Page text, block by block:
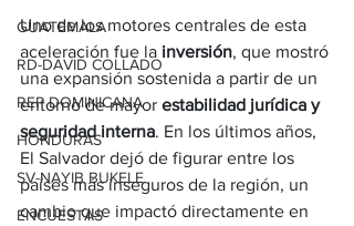
GUATEMALA
RD-DAVID COLLADO
REP DOMINICANA
HONDURAS
SV-NAYIB BUKELE
ENCUESTAS
Uno de los motores centrales de esta
aceleración fue la inversión, que mostró
una expansión sostenida a partir de un
entorno de mayor estabilidad jurídica y
seguridad interna. En los últimos años,
El Salvador dejó de figurar entre los
países más inseguros de la región, un
cambio que impactó directamente en